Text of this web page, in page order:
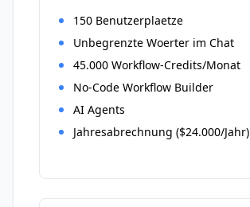
150 Benutzerplaetze
Unbegrenzte Woerter im Chat
45.000 Workflow-Credits/Monat
No-Code Workflow Builder
AI Agents
Jahresabrechnung ($24.000/Jahr)